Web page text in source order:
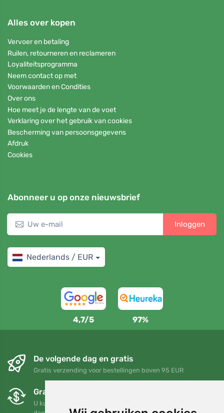
Alles over kopen
Vervoer en betaling
Ruilen, retourneren en reclameren
Loyaliteitsprogramma
Neem contact op met
Voorwaarden en Condities
Over ons
Hoe meet je de lengte van de voet
Verklaring over het gebruik van cookies
Bescherming van persoonsgegevens
Afdruk
Cookies
Abonneer u op onze nieuwsbrief
Inloggen
Nederlands / EUR
4,7/5 97%
De volgende dag en gratis
Gratis verzending voor bestellingen boven 95 EUR
Gratis ruilen en retourneren
U kunt uw bestelling op elk gewenst moment binnen 90